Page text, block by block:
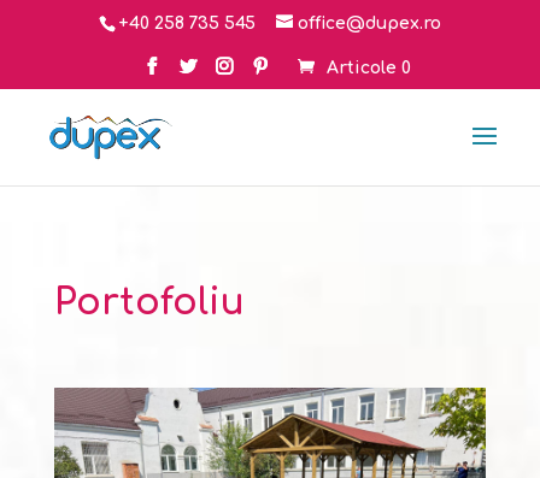
+40 258 735 545 office@dupex.ro
Articole 0
Portofoliu